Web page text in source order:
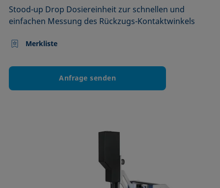
Stood-up Drop Dosiereinheit zur schnellen und
einfachen Messung des Rückzugs-Kontaktwinkels
Merkliste
Anfrage senden